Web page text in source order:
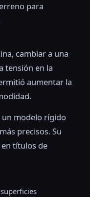
para
cambiar a una
tensión en la
aumentar la
modelo rígido
precisos. Su
títulos de